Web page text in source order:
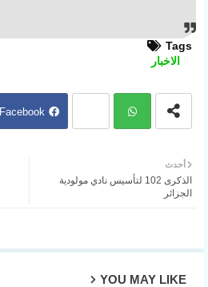
Tags
الاخبار
Facebook
atsa
أحدث
الذكرى 102 لتأسيس نادي مولودية
الجزائر
YOU MAY LIKE